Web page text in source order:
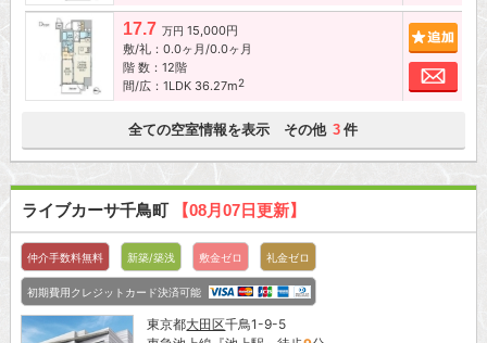
17.7 万円 15,000円
敷/礼：0.0ヶ月/0.0ヶ月
階 数：12階
間/広：1LDK 36.27m2
お
全ての空室情報を表示 その他 3 件
ライブカーサ千鳥町 【08月07日更新】
仲介手数料無料 新築/築浅 敷金ゼロ 礼金ゼロ
初期費用クレジットカード決済可能
東京都大田区千鳥1-9-5